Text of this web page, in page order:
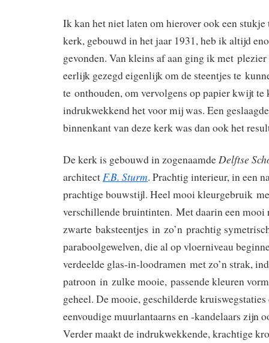
Ik kan het niet laten om hierover ook een stukje
kerk, gebouwd in het jaar 1931, heb ik altijd
gevonden. Van kleins af aan ging ik met
eerlijk gezegd eigenlijk om de steentjes te
te onthouden, om vervolgens op papier kwijt te
indrukwekkend het voor mij was. Een
binnenkant van deze kerk was dan ook het
De kerk is gebouwd in zogenaamde Delftse
architect F.B. Sturm. Prachtig interieur, in een
prachtige bouwstijl. Heel mooi kleurgebruik
verschillende bruintinten. Met daarin een mooi
zwarte baksteentjes in zo’n prachtig
paraboolgewelven, die al op vloerniveau
verdeelde glas-in-loodramen met zo’n strak,
patroon in zulke mooie, passende kleuren
geheel. De mooie, geschilderde kruiswegstaties
eenvoudige muurlantaarns en -kandelaars zijn
Verder maakt de indrukwekkende, krachtige